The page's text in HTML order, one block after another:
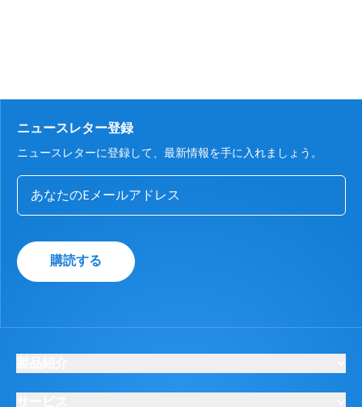
ニュースレター登録
ニュースレターに登録して、最新情報を手に入れましょう。
購読する